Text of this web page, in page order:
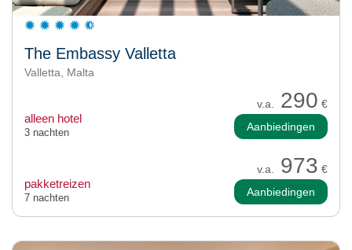
The Embassy Valletta
Valletta, Malta
v.a. 290 €
alleen hotel
3 nachten Aanbiedingen
v.a. 973 €
pakketreizen
7 nachten Aanbiedingen